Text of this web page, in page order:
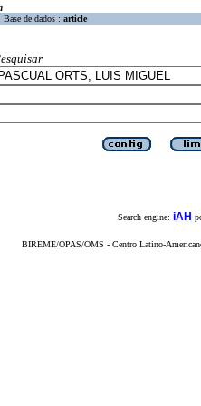
Base de dados : article
Search engine: iAH
BIREME/OPAS/OMS - Centro Latino-